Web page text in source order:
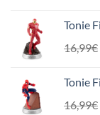
Tonie
16,99€
Tonie
16,99€